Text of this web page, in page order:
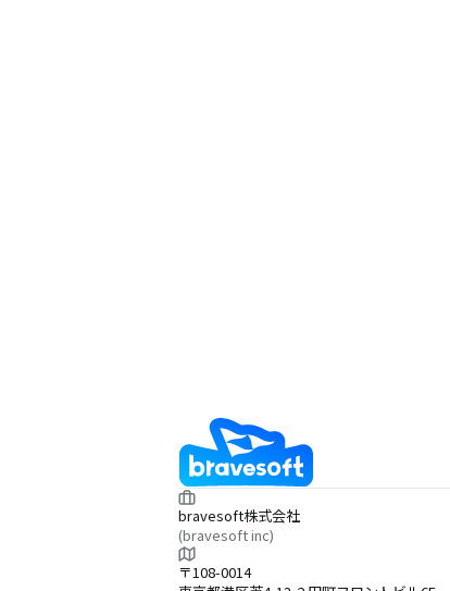
bravesoft株式会社
(bravesoft inc)
〒108-0014